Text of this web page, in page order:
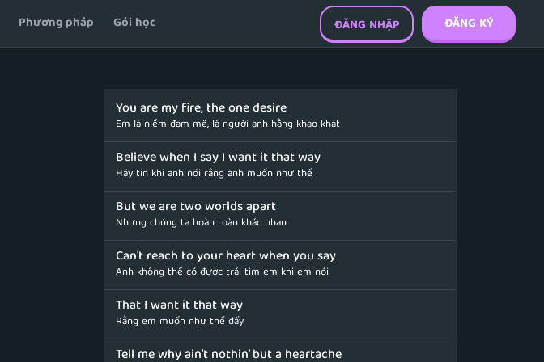
Phương pháp Gói học ĐĂNG KÝ
ĐĂNG NHẬP
You are my fire, the one desire
Em là niềm đam mê, là người anh hằng khao khát
Believe when I say I want it that way
Hãy tin khi anh nói rằng anh muốn như thế
But we are two worlds apart
Nhưng chúng ta hoàn toàn khác nhau
Can't reach to your heart when you say
Anh không thể có được trái tim em khi em nói
That I want it that way
Rằng em muốn như thế đấy
Tell me why ain't nothin' but a heartache